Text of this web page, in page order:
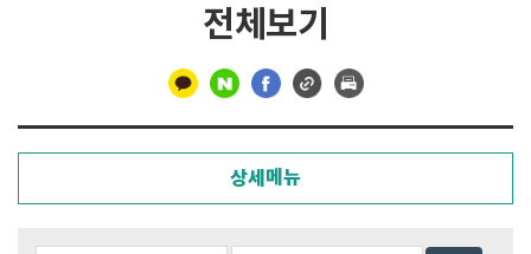
전체보기
상세메뉴